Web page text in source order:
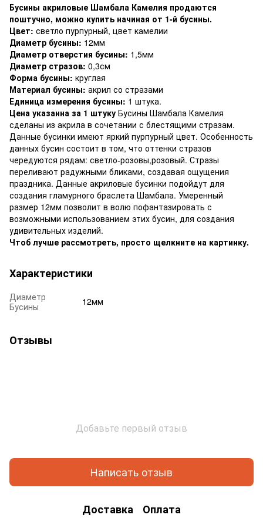
Бусины акриловые Шамбала Камелия продаются
поштучно, можно купить начиная от 1-й бусины.
Цвет: светло пурпурный, цвет камелии
Диаметр бусины: 12мм
Диаметр отверстия бусины: 1,5мм
Диаметр стразов: 0,3см
Форма бусины: круглая
Материал бусины: акрил со стразами
Единица измерения бусины: 1 штука.
Цена указанна за 1 штуку Бусины Шамбала Камелия
сделаны из акрила в сочетании с блестящими стразам.
Данные бусинки имеют яркий пурпурный цвет. Особенность
данных бусин состоит в том, что оттенки стразов
чередуются рядам: светло-розовы,розовый. Стразы
переливают радужными бликами, создавая ощущения
праздника. Данные акриловые бусинки подойдут для
создания гламурного браслета Шамбала. Умеренный
размер 12мм позволит в волю пофантазировать с
возможными использованием этих бусин, для создания
удивительных изделий.
Чтоб лучше рассмотреть, просто щелкните на картинку.
Характеристики
Диаметр
Бусины
12мм
Отзывы
Добавьте первый отзыв
Написать отзыв
Доставка Оплата